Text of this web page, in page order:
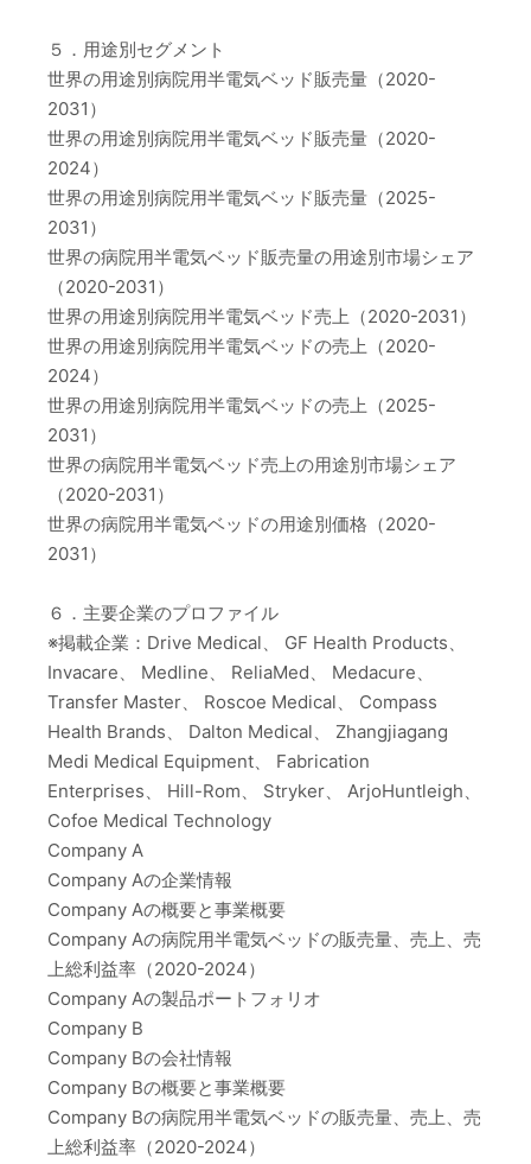
５．用途別セグメント
世界の用途別病院用半電気ベッド販売量（2020-
2031）
世界の用途別病院用半電気ベッド販売量（2020-
2024）
世界の用途別病院用半電気ベッド販売量（2025-
2031）
世界の病院用半電気ベッド販売量の用途別市場シェア
（2020-2031）
世界の用途別病院用半電気ベッド売上（2020-2031）
世界の用途別病院用半電気ベッドの売上（2020-
2024）
世界の用途別病院用半電気ベッドの売上（2025-
2031）
世界の病院用半電気ベッド売上の用途別市場シェア
（2020-2031）
世界の病院用半電気ベッドの用途別価格（2020-
2031）
６．主要企業のプロファイル
※掲載企業：Drive Medical、 GF Health Products、
Invacare、 Medline、 ReliaMed、 Medacure、
Transfer Master、 Roscoe Medical、 Compass
Health Brands、 Dalton Medical、 Zhangjiagang
Medi Medical Equipment、 Fabrication
Enterprises、 Hill-Rom、 Stryker、 ArjoHuntleigh、
Cofoe Medical Technology
Company A
Company Aの企業情報
Company Aの概要と事業概要
Company Aの病院用半電気ベッドの販売量、売上、売
上総利益率（2020-2024）
Company Aの製品ポートフォリオ
Company B
Company Bの会社情報
Company Bの概要と事業概要
Company Bの病院用半電気ベッドの販売量、売上、売
上総利益率（2020-2024）